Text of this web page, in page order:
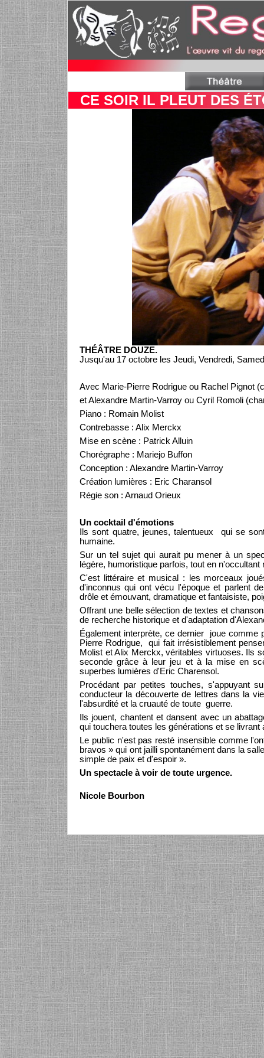
CE SOIR IL PLEUT DES
THÉÂTRE DOUZE.
Jusqu'au 17 octobre les Jeudi, Vendredi,
Avec Marie-Pierre Rodrigue ou Rachel Pignot
et Alexandre Martin-Varroy ou Cyril Romoli
Piano : Romain Molist
Contrebasse : Alix Merckx
Mise en scène : Patrick Alluin
Chorégraphe : Mariejo Buffon
Conception : Alexandre Martin-Varroy
Création lumières : Eric Charansol
Régie son : Arnaud Orieux
Un cocktail d'émotions
Ils sont quatre, jeunes, talentueux qui se
humaine.
Sur un tel sujet qui aurait pu mener à un
légère, humoristique parfois, tout en n'occultant
C'est littéraire et musical : les morceaux
d'inconnus qui ont vécu l'époque et parlent
drôle et émouvant, dramatique et fantaisiste,
Offrant une belle sélection de textes et
de recherche historique et d'adaptation
Également interprète, ce dernier joue comme
Pierre Rodrigue, qui fait irrésistiblement
Molist et Alix Merckx, véritables virtuoses. Ils
seconde grâce à leur jeu et à la mise en
superbes lumières d'Eric Charensol.
Procédant par petites touches, s'appuyant
conducteur la découverte de lettres dans la
l'absurdité et la cruauté de toute guerre.
Ils jouent, chantent et dansent avec un
qui touchera toutes les générations et se
Le public n'est pas resté insensible comme
bravos » qui ont jailli spontanément dans la
simple de paix et d'espoir ».
Un spectacle à voir de toute urgence.
Nicole Bourbon